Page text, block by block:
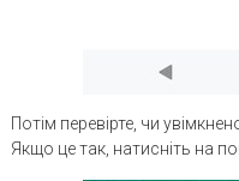
Потім перевірте, чи
Якщо це так, натисніть на